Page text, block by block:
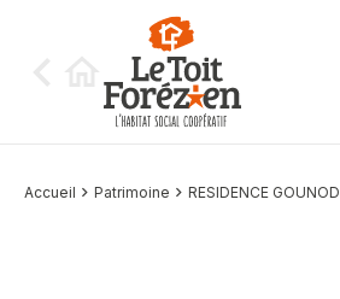
Accueil Patrimoine RESIDENCE GOUNOD